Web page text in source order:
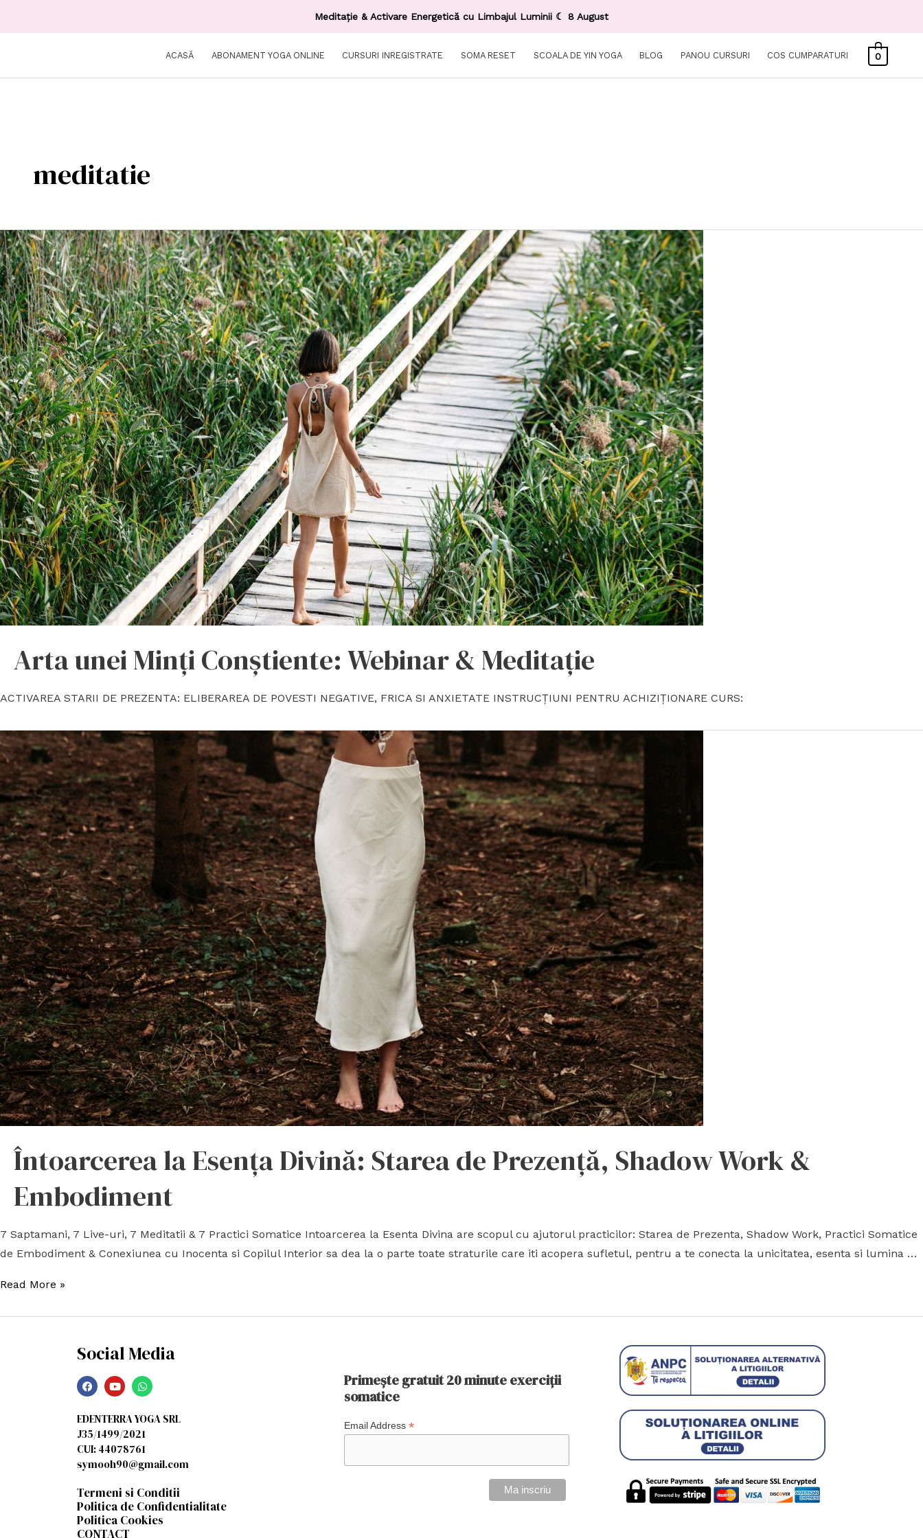
Meditație & Activare Energetică cu Limbajul Luminii ☾ 8 August
ACASĂ ABONAMENT YOGA ONLINE CURSURI INREGISTRATE SOMA RESET SCOALA DE YIN YOGA BLOG PANOU CURSURI COS CUMPARATURI 0
meditatie
Arta unei Minți Conștiente: Webinar & Meditație
ACTIVAREA STARII DE PREZENTA: ELIBERAREA DE POVESTI NEGATIVE, FRICA SI ANXIETATE INSTRUCȚIUNI PENTRU ACHIZIȚIONARE CURS:
Întoarcerea la Esența Divină: Starea de Prezență, Shadow Work &
Embodiment
7 Saptamani, 7 Live-uri, 7 Meditatii & 7 Practici Somatice Intoarcerea la Esenta Divina are scopul cu ajutorul practicilor: Starea de Prezenta, Shadow Work, Practici Somatice
de Embodiment & Conexiunea cu Inocenta si Copilul Interior sa dea la o parte toate straturile care iti acopera sufletul, pentru a te conecta la unicitatea, esenta si lumina …
Read More »
Social Media
EDENTERRA YOGA SRL
J35/1499/2021
CUI: 44078761
symooh90@gmail.com
Termeni si Conditii
Politica de Confidentialitate
Politica Cookies
CONTACT
Primește gratuit 20 minute exerciții
somatice
Email Address *